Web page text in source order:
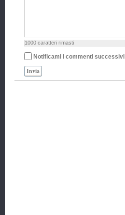
1000 caratteri rimasti
Notificami i commenti successivi
Invia